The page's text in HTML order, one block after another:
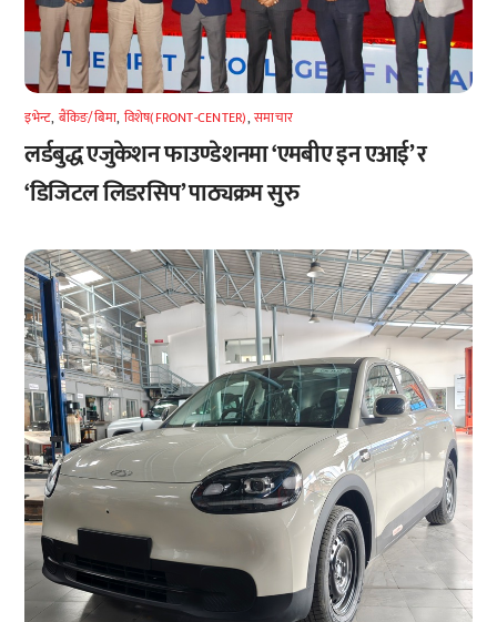
इभेन्ट, बैंकिङ/बिमा, विशेष(FRONT-CENTER),समाचार
लर्डबुद्ध एजुकेशन फाउण्डेशनमा ‘एमबीए इन एआई’ र
‘डिजिटल लिडरसिप’ पाठ्यक्रम सुरु